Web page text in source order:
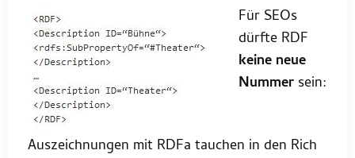
Für SEOs
dürfte RDF
keine neue
Nummer sein:
Auszeichnungen mit RDFa tauchen in den Rich